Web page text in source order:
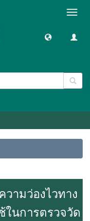
ามว่องไวทาง
ในการตรวจวัด